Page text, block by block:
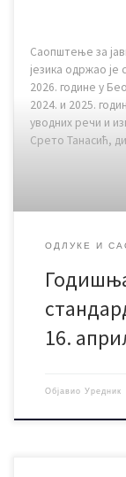
Саопштење за
језика одржао је
2026. године у
2024. и 2025.
уводних речи и
Срето Танасић,
ОДЛУКЕ И
16.
Објавио Уредник